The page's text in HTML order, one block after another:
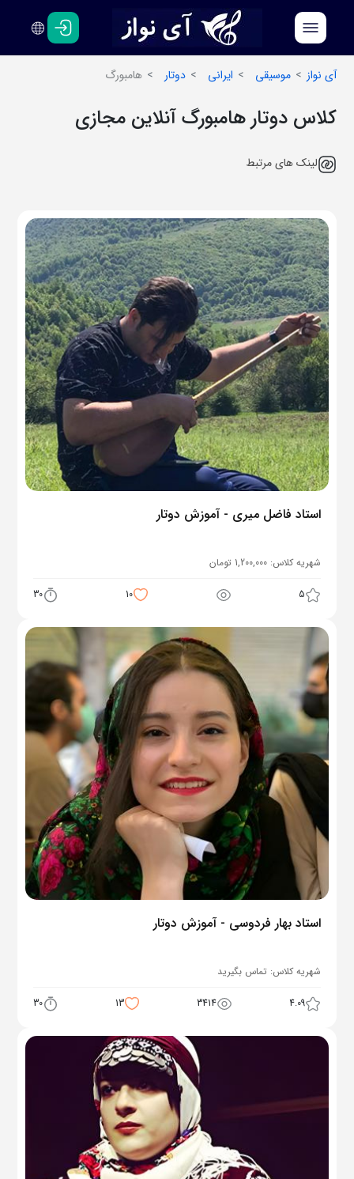
فارسی
انگلیسی
آی نواز
موسیقی ایرانی دوتار هامبورگ
کلاس دوتار هامبورگ آنلاین مجازی
لینک های مرتبط
استاد فاضل میری - آموزش دوتار
شهریه کلاس: 1,200,000 تومان
5
10
30
استاد بهار فردوسی - آموزش دوتار
شهریه کلاس: تماس بگیرید
4.09
3414
13
30